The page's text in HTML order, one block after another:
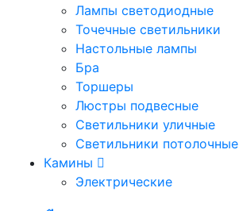
Лампы светодиодные
Точечные светильники
Настольные лампы
Бра
Торшеры
Люстры подвесные
Светильники уличные
Светильники потолочные
Камины
Электрические